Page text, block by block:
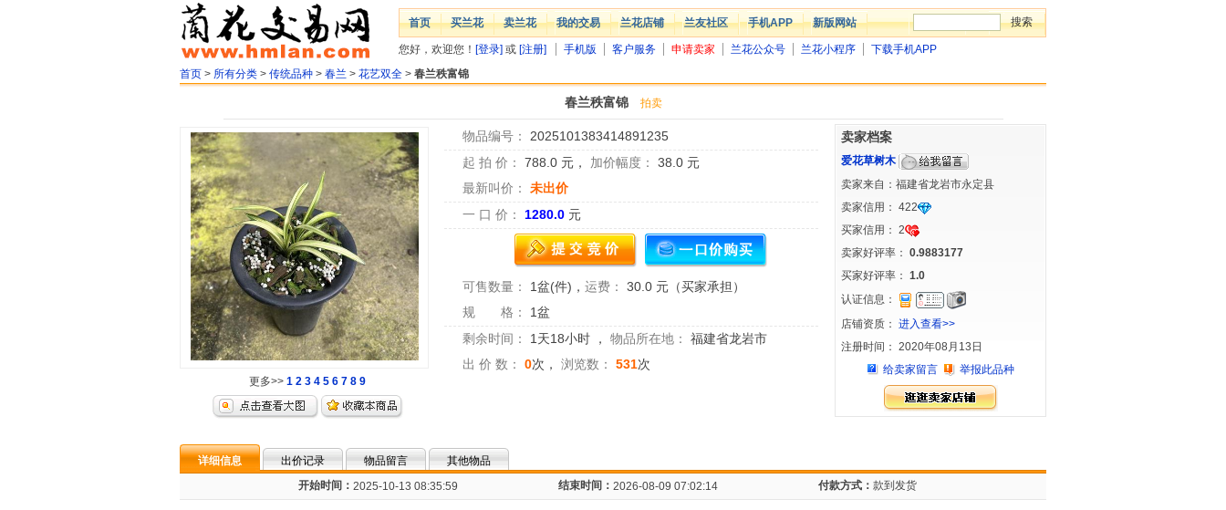
首页 买兰花 卖兰花 我的交易 兰花店铺 兰友社区 手机APP 新版网站
您好，欢迎您！ [登录] 或 [注册] 手机版 客户服务 申请卖家 兰花公众号 兰花小程序
下载手机APP
首页 > 所有分类 > 传统品种 > 春兰 > 花艺双全 > 春兰秩富锦
春兰秩富锦 拍卖
更多>> 1 2 3 4 5 6 7 8 9
物品编号：
2025101383414891235
起 拍 价：
788.0 元， 加价幅度： 38.0 元
最新叫价：
未出价
一 口 价：
1280.0 元
可售数量： 1盆(件) ， 运费：
30.0 元（买家承担）
规 格：
1盆
剩余时间：
1天18小时 ， 物品所在地：
福建省龙岩市
出 价 数：
0次， 浏览数： 531次
卖家档案
爱花草树木
卖家来自：福建省龙岩市永定县
卖家信用： 422
买家信用： 2
卖家好评率： 0.9883177
买家好评率： 1.0
认证信息：
店铺资质： 进入查看>>
注册时间： 2020年08月13日
给卖家留言
举报此品种
详细信息 出价记录 物品留言
其他物品
开始时间： 2025-10-13 08:35:59 结束时间： 2026-08-09 07:02:14 付款方式： 款到发货